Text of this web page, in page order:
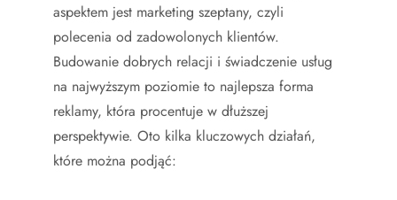
aspektem jest marketing szeptany, czyli
polecenia od zadowolonych klientów.
Budowanie dobrych relacji i świadczenie usług
na najwyższym poziomie to najlepsza forma
reklamy, która procentuje w dłuższej
perspektywie. Oto kilka kluczowych działań,
które można podjąć: